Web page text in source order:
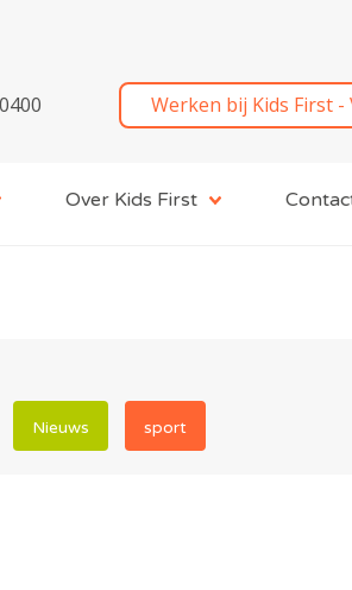
Werken bij Kids First -
Over Kids First
Nieuws sport